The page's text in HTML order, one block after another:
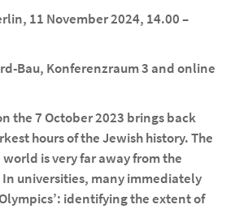
11 November 2024, 14.00 –
Bau, Konferenzraum 3 and online
the 7 October 2023 brings back
hours of the Jewish history. The
is very far away from the
universities, many immediately
identifying the extent of